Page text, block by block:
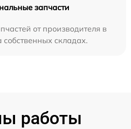
запчасти
от производителя в
складах.
работы